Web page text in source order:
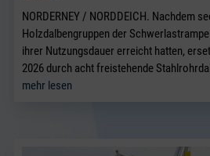
NORDERNEY / NORDDEICH. Nachdem
Holzdalbengruppen der
ihrer Nutzungsdauer erreicht hatten,
2026 durch acht freistehende
mehr lesen